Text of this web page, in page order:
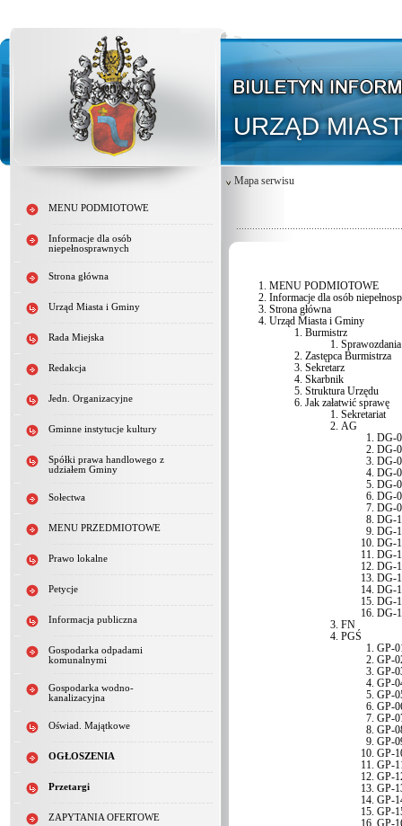
URZĄD
MENU PODMIOTOWE
Informacje dla osób
niepełnosprawnych
Strona główna
Urząd Miasta i Gminy
Rada Miejska
Redakcja
Jedn. Organizacyjne
Gminne instytucje kultury
Spółki prawa handlowego z
udziałem Gminy
Sołectwa
MENU PRZEDMIOTOWE
Prawo lokalne
Petycje
Informacja publiczna
Gospodarka odpadami
komunalnymi
Gospodarka wodno-
kanalizacyjna
Oświad. Majątkowe
OGŁOSZENIA
Przetargi
ZAPYTANIA OFERTOWE
Mapa serwisu
MENU PODMIOTOWE
Informacje dla osób
Strona główna
Urząd Miasta i Gminy
Burmistrz
Zastępca Burmistrza
Sekretarz
Skarbnik
Struktura Urzędu
Jak załatwić sprawę
Sekretariat
AG
DG-
DG-
DG-
DG-
DG-
DG-
DG-
DG-
DG-
DG-
DG-
DG-
DG-
DG-
DG-
DG-
FN
PGŚ
GP-
GP-
GP-
GP-
GP-
GP-
GP-
GP-
GP-
GP-
GP-
GP-
GP-
GP-
GP-
GP-